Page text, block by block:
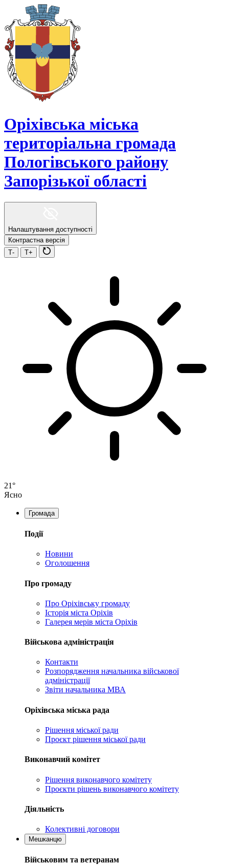
Оріхівська міська
територіальна громада
Пологівського району
Запорізької області
Налаштування доступності
Контрастна версія
Т-
Т+
21°
Ясно
Громада
Події
Новини
Оголошення
Про громаду
Про Оріхівську громаду
Історія міста Оріхів
Галерея мерів міста Оріхів
Військова адміністрація
Контакти
Розпорядження начальника військової
адміністрації
Звіти начальника МВА
Оріхівська міська рада
Рішення міської ради
Проєкт рішення міської ради
Виконавчий комітет
Рішення виконавчого комітету
Проєкти рішень виконавчого комітету
Діяльність
Колективні договори
Мешканцю
Військовим та ветеранам